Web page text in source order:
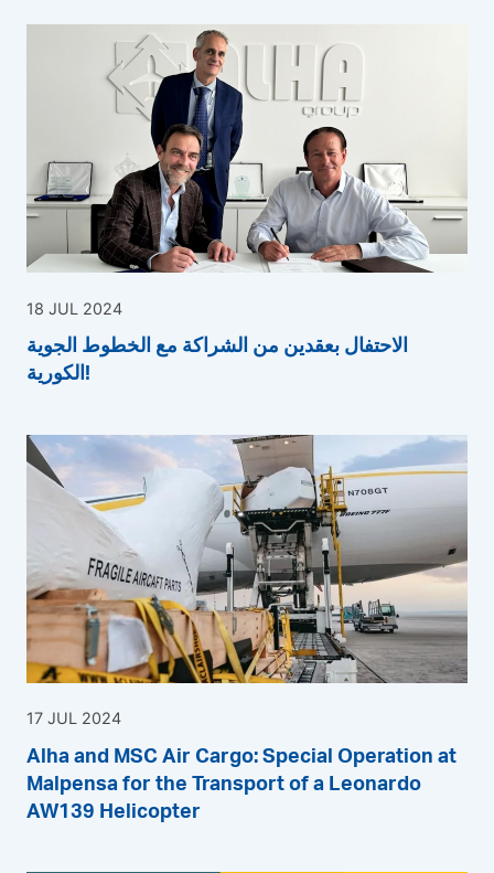
18 JUL 2024
الاحتفال بعقدين من الشراكة مع الخطوط الجوية
الكورية!
17 JUL 2024
Alha and MSC Air Cargo: Special Operation at
Malpensa for the Transport of a Leonardo
AW139 Helicopter